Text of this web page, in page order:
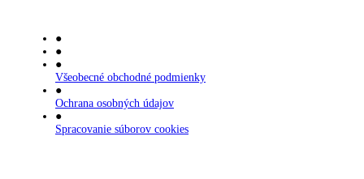
●
●
●
Všeobecné obchodné podmienky
●
Ochrana osobných údajov
●
Spracovanie súborov cookies